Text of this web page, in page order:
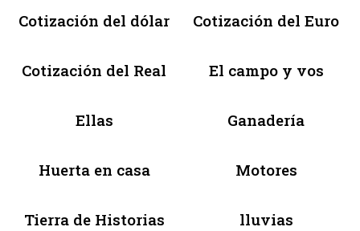
Cotización del dólar Cotización del Euro
Cotización del Real El campo y vos
Ellas Ganadería
Huerta en casa Motores
Tierra de Historias lluvias